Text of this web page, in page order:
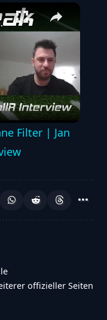
Interview
Filter | Jan
offizieller Seiten